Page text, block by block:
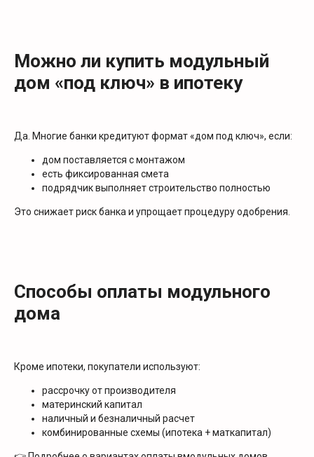
Можно ли купить модульный
дом «под ключ» в ипотеку
Да. Многие банки кредитуют формат «дом под ключ», если:
дом поставляется с монтажом
есть фиксированная смета
подрядчик выполняет строительство полностью
Это снижает риск банка и упрощает процедуру одобрения.
Способы оплаты модульного
дома
Кроме ипотеки, покупатели используют:
рассрочку от производителя
материнский капитал
наличный и безналичный расчет
комбинированные схемы (ипотека + маткапитал)